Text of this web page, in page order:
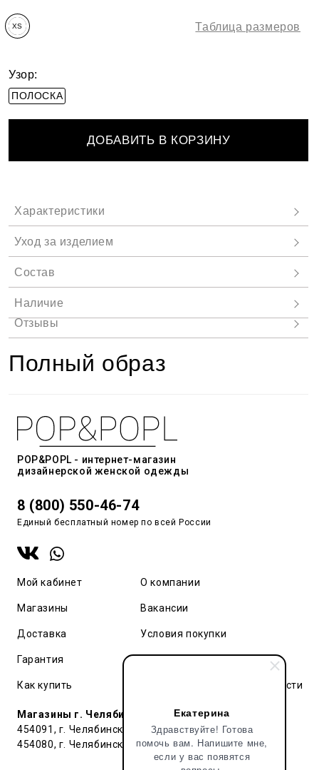
Екатерина
Здравствуйте! Готова
помочь вам. Напишите мне,
если у вас появятся
XS Таблица размеров
Узор:
ПОЛОСКА
ДОБАВИТЬ В КОРЗИНУ
Полный образ
POP&POPL - интернет-магазин
дизайнерской женской одежды
8 (800) 550-46-74
Единый бесплатный номер по всей России
Мой кабинет
Магазины
Доставка
Гарантия
Как купить
О компании
Вакансии
Условия покупки
Карта сайта
Политика конфиденциальности
Магазины г. Челябинск:
454091, г. Челябинск, ул. Труда, 91 БЦ Гардероб
454080, г. Челябинск, ул. Тернопольская , д. 6